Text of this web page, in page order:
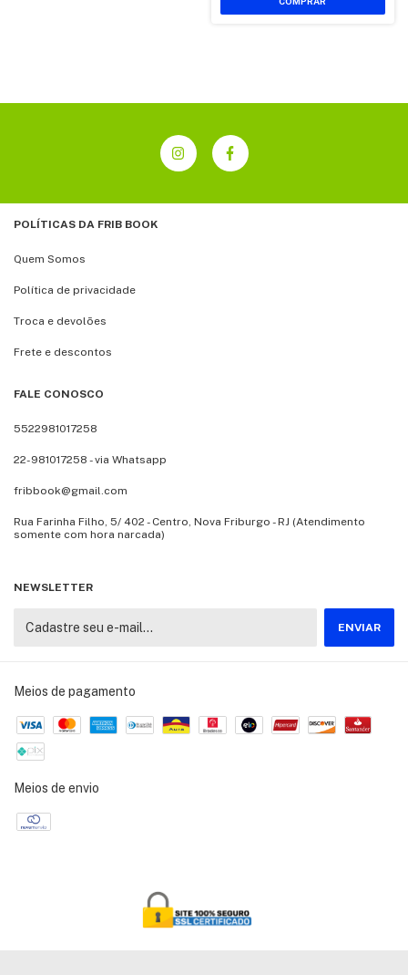
POLÍTICAS DA FRIB BOOK
Quem Somos
Política de privacidade
Troca e devolões
Frete e descontos
FALE CONOSCO
5522981017258
22-981017258 - via Whatsapp
fribbook@gmail.com
Rua Farinha Filho, 5/ 402 - Centro, Nova Friburgo - RJ (Atendimento
somente com hora narcada)
NEWSLETTER
Meios de pagamento
Meios de envio